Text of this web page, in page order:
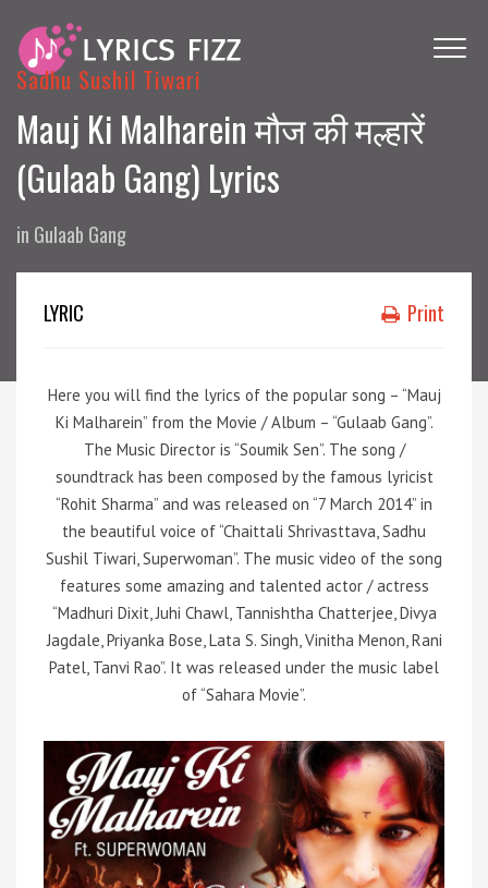
Sadhu Sushil Tiwari
Mauj Ki Malharein मौज की मल्हारें
(Gulaab Gang) Lyrics
in Gulaab Gang
LYRIC Print
Here you will find the lyrics of the popular song – “Mauj
Ki Malharein” from the Movie / Album – “Gulaab Gang”.
The Music Director is “Soumik Sen”. The song /
soundtrack has been composed by the famous lyricist
“Rohit Sharma” and was released on “7 March 2014” in
the beautiful voice of “Chaittali Shrivasttava, Sadhu
Sushil Tiwari, Superwoman”. The music video of the song
features some amazing and talented actor / actress
“Madhuri Dixit, Juhi Chawl, Tannishtha Chatterjee, Divya
Jagdale, Priyanka Bose, Lata S. Singh, Vinitha Menon, Rani
Patel, Tanvi Rao”. It was released under the music label
of “Sahara Movie”.